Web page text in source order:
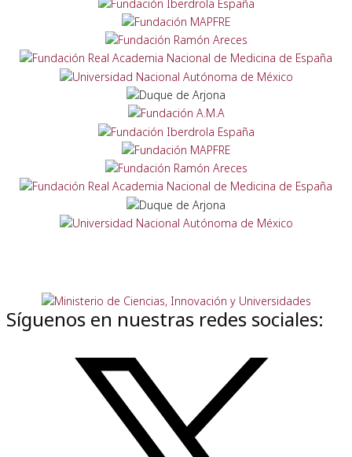
Síguenos en nuestras redes sociales: